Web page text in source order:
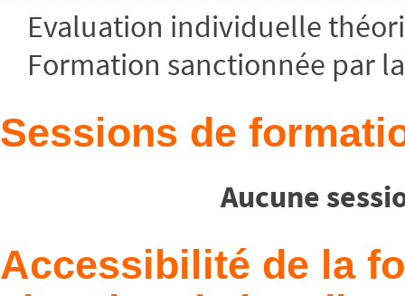
Evaluation individuelle
Formation sanctionnée par
Sessions de
Aucune
Accessibilité de la